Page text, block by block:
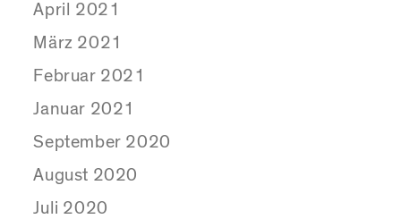
April 2021
März 2021
Februar 2021
Januar 2021
September 2020
August 2020
Juli 2020